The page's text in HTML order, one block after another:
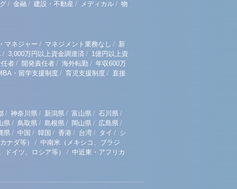
/ 金融 / 建設・不動産 / メディカル / 物
マネジャー / マネジメント業務なし / 新
/ 3,000万円以上資金調達済 / 1億円以上資
者 / 開発責任者 / 海外転勤 / 年収600万
・留学支援制度 / 育児支援制度 / 直接
/ 神奈川県 / 新潟県 / 富山県 / 石川県 /
県 / 鳥取県 / 島根県 / 岡山県 / 広島県 /
県 / 中国 / 韓国 / 香港 / 台湾 / タイ / シ
ナダ等） / 中南米（メキシコ、ブラジ
ドイツ、ロシア等） / 中近東・アフリカ